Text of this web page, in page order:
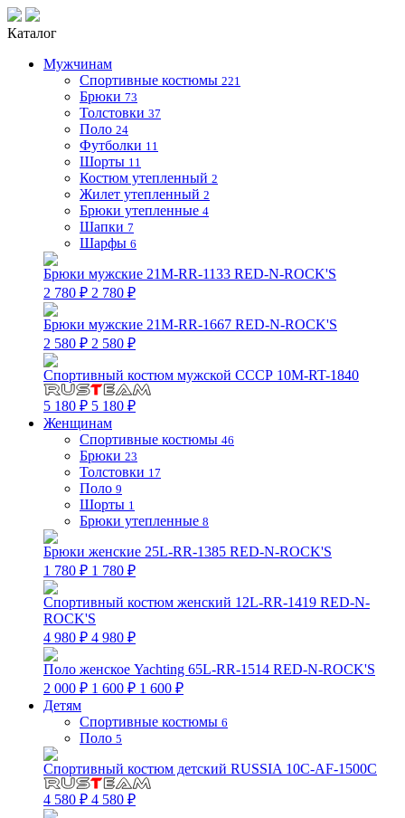
Каталог
Мужчинам
Спортивные костюмы 221
Брюки 73
Толстовки 37
Поло 24
Футболки 11
Шорты 11
Костюм утепленный 2
Жилет утепленный 2
Брюки утепленные 4
Шапки 7
Шарфы 6
Брюки мужские 21M-RR-1133 RED-N-ROCK'S
2 780 ₽ 2 780 ₽
Брюки мужские 21M-RR-1667 RED-N-ROCK'S
2 580 ₽ 2 580 ₽
Спортивный костюм мужской СССР 10M-RT-1840
5 180 ₽ 5 180 ₽
Женщинам
Спортивные костюмы 46
Брюки 23
Толстовки 17
Поло 9
Шорты 1
Брюки утепленные 8
Брюки женские 25L-RR-1385 RED-N-ROCK'S
1 780 ₽ 1 780 ₽
Спортивный костюм женский 12L-RR-1419 RED-N-
ROCK'S
4 980 ₽ 4 980 ₽
Поло женское Yachting 65L-RR-1514 RED-N-ROCK'S
2 000 ₽ 1 600 ₽ 1 600 ₽
Детям
Спортивные костюмы 6
Поло 5
Спортивный костюм детский RUSSIA 10C-AF-1500C
4 580 ₽ 4 580 ₽